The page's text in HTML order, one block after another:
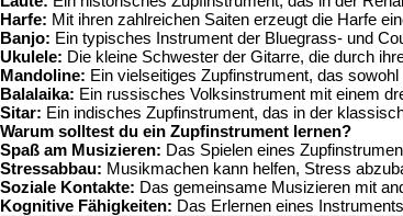
Harfe: Mit ihren zahlreichen Saiten erzeugt die Harfe
Banjo: Ein typisches Instrument der Bluegrass- und
Ukulele: Die kleine Schwester der Gitarre, die durch
Mandoline: Ein vielseitiges Zupfinstrument, das
Balalaika: Ein russisches Volksinstrument mit einem
Sitar: Ein indisches Zupfinstrument, das in der
Warum solltest du ein Zupfinstrument lernen?
Spaß am Musizieren: Das Spielen eines
Stressabbau: Musikmachen kann helfen, Stress
Soziale Kontakte: Das gemeinsame Musizieren mit
Kognitive Fähigkeiten: Das Erlernen eines